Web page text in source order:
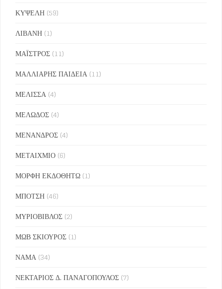
ΚΥΨΕΛΗ (59)
ΛΙΒΑΝΗ (1)
ΜΑΪΣΤΡΟΣ (11)
ΜΑΛΛΙΑΡΗΣ ΠΑΙΔΕΙΑ (11)
ΜΕΛΙΣΣΑ (4)
ΜΕΛΩΔΟΣ (4)
ΜΕΝΑΝΔΡΟΣ (4)
ΜΕΤΑΙΧΜΙΟ (6)
ΜΟΡΦΗ ΕΚΔΟΘΗΤΩ (1)
ΜΠΟΤΣΗ (46)
ΜΥΡΙΟΒΙΒΛΟΣ (2)
ΜΩΒ ΣΚΙΟΥΡΟΣ (1)
ΝΑΜΑ (34)
ΝΕΚΤΑΡΙΟΣ Δ. ΠΑΝΑΓΟΠΟΥΛΟΣ (7)